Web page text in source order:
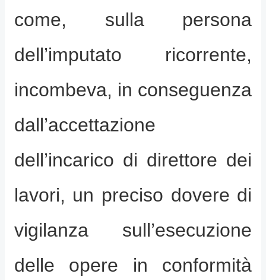
come, sulla persona
dell’imputato ricorrente,
incombeva, in conseguenza
dall’accettazione
dell’incarico di direttore dei
lavori, un preciso dovere di
vigilanza sull’esecuzione
delle opere in conformità